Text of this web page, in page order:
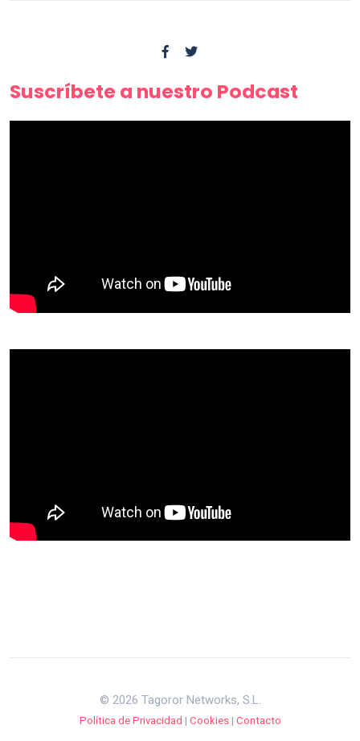
Suscríbete a nuestro Podcast
© 2026 Tagoror Networks, S.L.
Política de Privacidad | Cookies| Contacto